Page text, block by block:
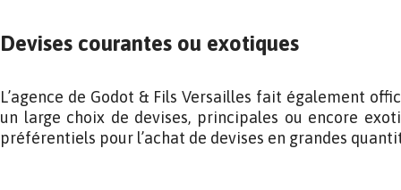
Devises courantes ou exotiques
L’agence de Godot & Fils Versailles fait également
un large choix de devises, principales ou encore
préférentiels pour l’achat de devises en grandes